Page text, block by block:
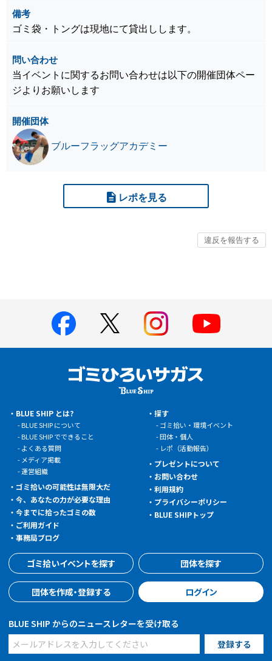
備考
ゴミ袋・トングは現地にて貸出しします。
問い合わせ
当イベントに関するお問い合わせは以下の開催団体ペー
ジよりお願いします
開催団体
ブルーフラッグアカデミー
レポを見る
BLUE SHIP とは?
BLUE SHIP について
BLUE SHIP でできること
よくある質問
メディア掲載
運営組織
ゴミ拾いの可能性は無限大だ
今、あなたの力が必要な理由
今までに拾ったゴミの数
ご利用ガイド
事務局ブログ
探す
ゴミ拾い・環境イベント
団体・個人
レポ（活動報告）
プレゼントについて
お問い合わせ
利用規約
プライバシーポリシー
BLUE SHIPトップ
ゴミ拾いイベントを探す 団体を探す
団体を作成・登録する ログイン
BLUE SHIP からのニュースレターを受け取る